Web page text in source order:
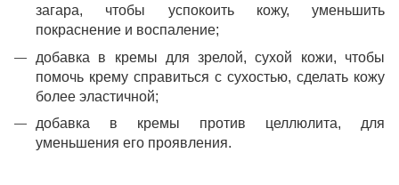
загара, чтобы успокоить кожу, уменьшить
покраснение и воспаление;
добавка в кремы для зрелой, сухой кожи, чтобы
помочь крему справиться с сухостью, сделать кожу
более эластичной;
добавка в кремы против целлюлита, для
уменьшения его проявления.